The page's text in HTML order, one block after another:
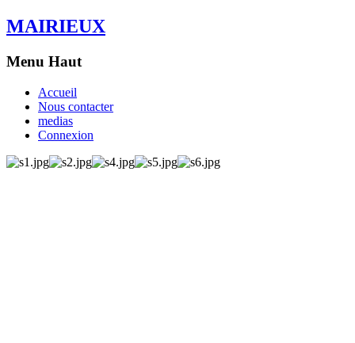
MAIRIEUX
Menu Haut
Accueil
Nous contacter
medias
Connexion